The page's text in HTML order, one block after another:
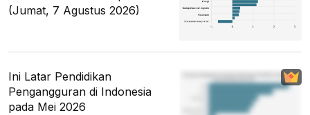
(Jumat, 7 Agustus 2026)
Ini Latar Pendidikan
Pengangguran di Indonesia
pada Mei 2026